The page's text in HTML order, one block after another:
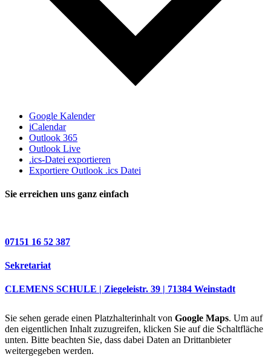
Google Kalender
iCalendar
Outlook 365
Outlook Live
.ics-Datei exportieren
Exportiere Outlook .ics Datei
Sie erreichen uns ganz einfach
07151 16 52 387
Sekretariat
CLEMENS SCHULE | Ziegeleistr. 39 | 71384 Weinstadt
Sie sehen gerade einen Platzhalterinhalt von Google Maps. Um auf
den eigentlichen Inhalt zuzugreifen, klicken Sie auf die Schaltfläche
unten. Bitte beachten Sie, dass dabei Daten an Drittanbieter
weitergegeben werden.